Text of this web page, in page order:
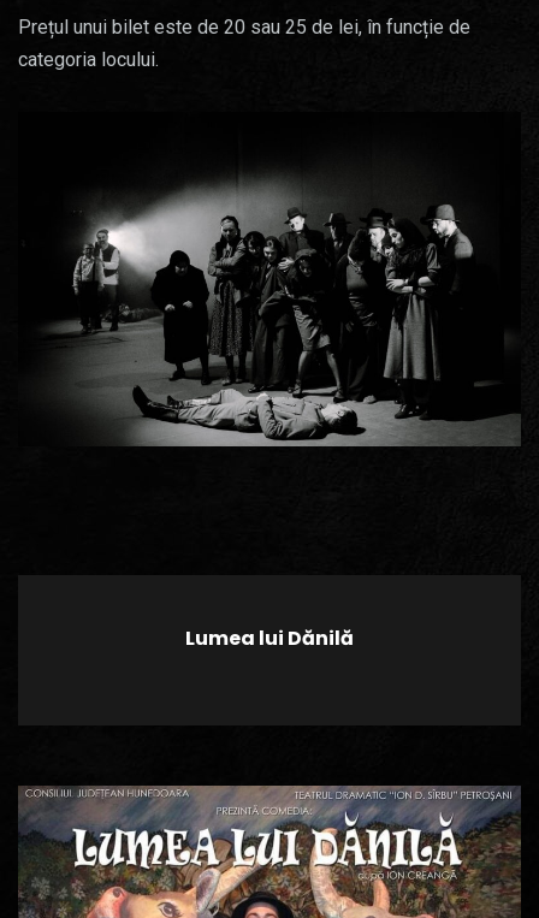
Prețul unui bilet este de 20 sau 25 de lei, în funcție de
categoria locului.
Lumea lui Dănilă